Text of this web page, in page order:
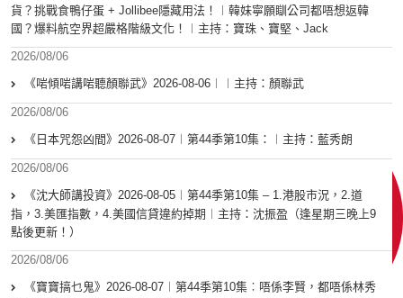
貨？挑戰食鴨仔蛋 + Jollibee隱藏用法！︱韓妹寧願瞓公司都唔想返韓
國？爆料航空界超嚴格階級文化！︱主持：寶珠、寶堅、Jack
2026/08/06
《啱傾啱講啱聽顏聯武》2026-08-06︱︱主持：顏聯武
2026/08/06
《日本咒怨凶間》2026-08-07︱第44季第10集：︱主持：藍秀朗
2026/08/06
《沈大師講投資》2026-08-05︱第44季第10集 – 1.港股市況，2.道
指，3.美匯指數，4.美國信貸違約掉期︱主持：沈振盈（逢星期三晚上9
點後更新！）
2026/08/06
《寶寶搞乜鬼》2026-08-07︱第44季第10集︰唔係李賢，都唔係林秀